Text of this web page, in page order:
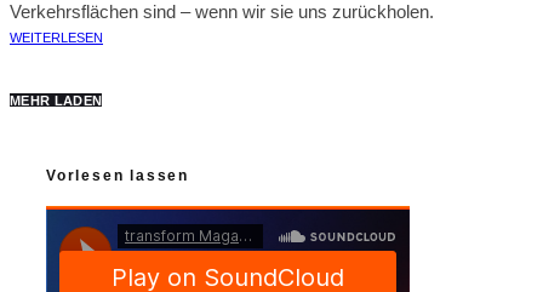
Verkehrsflächen sind – wenn wir sie uns zurückholen.
WEITERLESEN
MEHR LADEN
Vorlesen lassen